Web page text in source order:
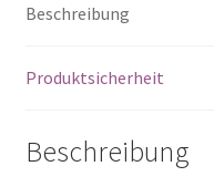
34,3
Verlängerungsrohr
Beschreibung
Produktsicherheit
Beschreibung